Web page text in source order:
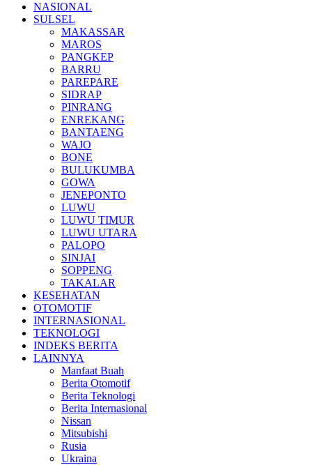
NASIONAL
SULSEL
MAKASSAR
MAROS
PANGKEP
BARRU
PAREPARE
SIDRAP
PINRANG
ENREKANG
BANTAENG
WAJO
BONE
BULUKUMBA
GOWA
JENEPONTO
LUWU
LUWU TIMUR
LUWU UTARA
PALOPO
SINJAI
SOPPENG
TAKALAR
KESEHATAN
OTOMOTIF
INTERNASIONAL
TEKNOLOGI
INDEKS BERITA
LAINNYA
Manfaat Buah
Berita Otomotif
Berita Teknologi
Berita Internasional
Nissan
Mitsubishi
Rusia
Ukraina